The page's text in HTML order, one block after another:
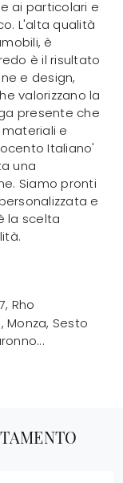
ai particolari e
L'alta qualità
è
è il risultato
e design,
valorizzano la
presente che
e
Italiano'
una
Siamo pronti
e
la scelta
, Rho
Monza, Sesto